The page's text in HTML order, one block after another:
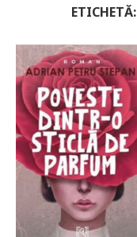
ETICHETĂ: